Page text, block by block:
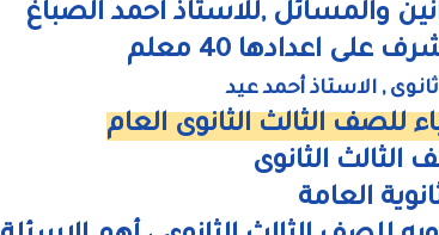
والمسائل ,للاستاذ احمد الصباغ
اعدادها 40 معلم
, الاستاذ أحمد عيد
للصف الثالث الثانوى العام
الثانوى
العامة